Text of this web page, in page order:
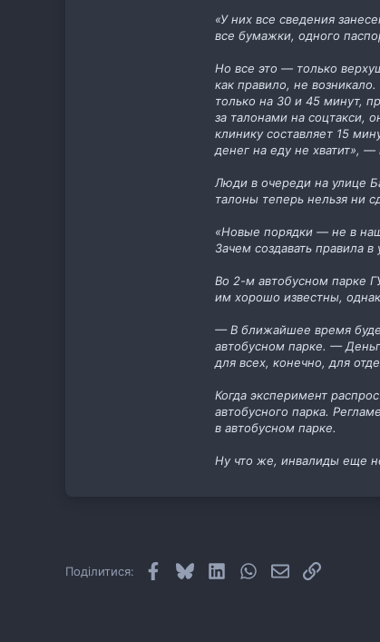
«У них все сведения
все бумажки, одного
Но все это — только
как правило, не
только на 30 и 45 минут,
за талонами на соцтакси,
клинику составляет 15
денег на еду не хватит», —
Люди в очереди на улице
талоны теперь нельзя ни
«Новые порядки — не в
Зачем создавать правила
Во 2-м автобусном парке
им хорошо известны,
— В ближайшее время
автобусном парке. —
для всех, конечно, для
Когда эксперимент
автобусного парка.
в автобусном парке.
Ну что же, инвалиды еще
Поділитися: Facebook
BlueskyLinkedInWhatsApp
E-mailПосилання